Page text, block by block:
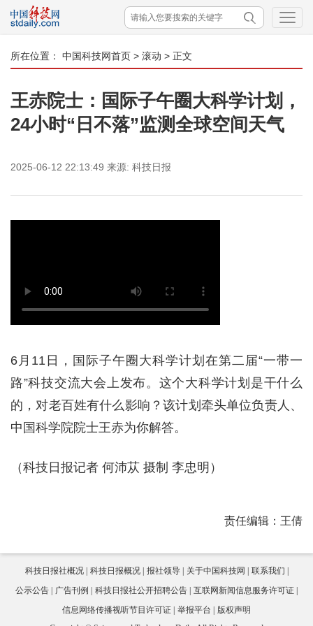
所在位置： 中国科技网首页 > 滚动 > 正文
王赤院士：国际子午圈大科学计划，
24小时“日不落”监测全球空间天气
2025-06-12 22:13:49 来源: 科技日报
6月11日，国际子午圈大科学计划在第二届“一带一
路”科技交流大会上发布。这个大科学计划是干什么
的，对老百姓有什么影响？该计划牵头单位负责人、
中国科学院院士王赤为你解答。
（科技日报记者 何沛苁 摄制 李忠明）
责任编辑：王倩
科技日报社概况 科技日报概况 报社领导 关于中国科技网
联系我们
公示公告
广告刊例 科技日报社公开招聘公告
互联网新闻信息服务许可证
信息网络传播视听节目许可证
举报平台
版权声明